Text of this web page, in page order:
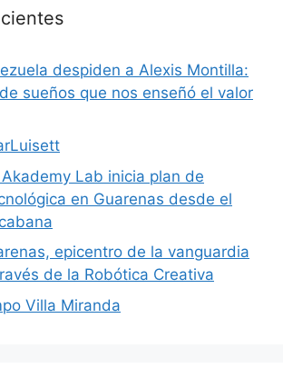
despiden a Alexis Montilla:
sueños que nos enseñó el valor
Lab inicia plan de
en Guarenas desde el
epicentro de la vanguardia
de la Robótica Creativa
Villa Miranda